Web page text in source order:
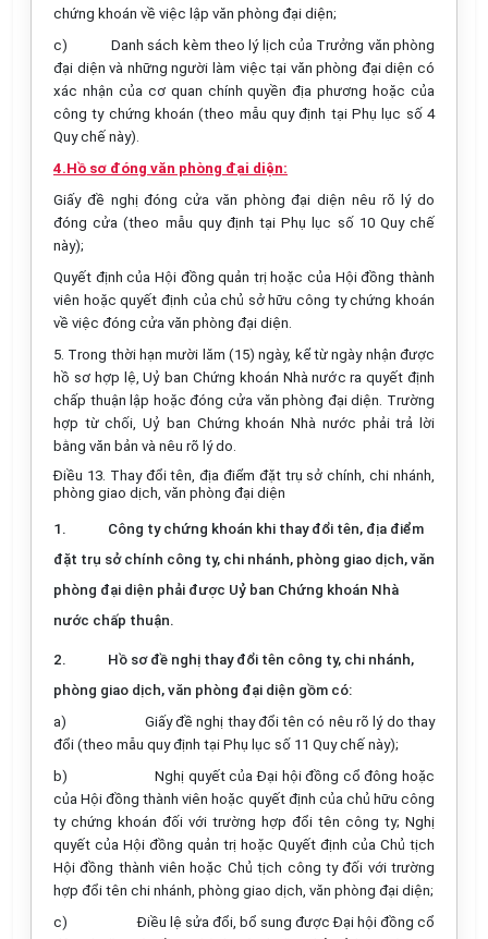
chứng khoán về việc lập văn phòng đại diện;
c)
Danh sách kèm theo lý lịch của Trưởng văn phòng
đại diện và những người làm việc tại văn phòng đại diện có
xác nhận của cơ quan chính quyền địa phương hoặc của
công ty chứng khoán (theo mẫu quy định tại Phụ lục số 4
Quy chế này).
4.Hồ sơ đóng văn phòng đại diện:
Giấy đề nghị đóng cửa văn phòng đại diện nêu rõ lý do
đóng cửa (theo mẫu quy định tại Phụ lục số 10 Quy chế
này);
Quyết định của Hội đồng quản trị hoặc của Hội đồng thành
viên hoặc quyết định của chủ sở hữu công ty chứng khoán
về việc đóng cửa văn phòng đại diện.
5. Trong thời hạn mười lăm (15) ngày, kể từ ngày nhận được
hồ sơ hợp lệ, Uỷ ban Chứng khoán Nhà nước ra quyết định
chấp thuận lập hoặc đóng cửa văn phòng đại diện. Trường
hợp từ chối, Uỷ ban Chứng khoán Nhà nước phải trả lời
bằng văn bản và nêu rõ lý do.
Điều 13. Thay đổi tên, địa điểm đặt trụ sở chính, chi nhánh,
phòng giao dịch, văn phòng đại diện
1.
Công ty chứng khoán khi thay đổi tên, địa điểm
đặt trụ sở chính công ty, chi nhánh, phòng giao dịch, văn
phòng đại diện phải được Uỷ ban Chứng khoán Nhà
nước chấp thuận.
2.
Hồ sơ đề nghị thay đổi tên công ty, chi nhánh,
phòng giao dịch, văn phòng đại diện gồm có:
a)
Giấy đề nghị thay đổi tên có nêu rõ lý do thay
đổi (theo mẫu quy định tại Phụ lục số 11 Quy chế này);
b)
Nghị quyết của Đại hội đồng cổ đông hoặc
của Hội đồng thành viên hoặc quyết định của chủ hữu công
ty chứng khoán đối với trường hợp đổi tên công ty; Nghị
quyết của Hội đồng quản trị hoặc Quyết định của Chủ tịch
Hội đồng thành viên hoặc Chủ tịch công ty đối với trường
hợp đổi tên chi nhánh, phòng giao dịch, văn phòng đại diện;
c)
Điều lệ sửa đổi, bổ sung được Đại hội đồng cổ